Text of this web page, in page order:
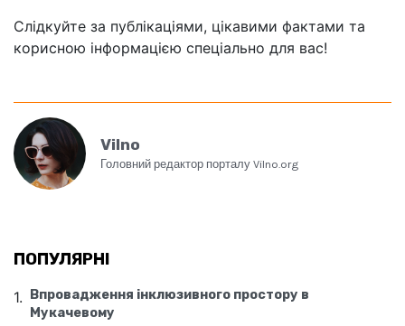
Слідкуйте за публікаціями, цікавими фактами та
корисною інформацією спеціально для вас!
Vilno
Головний редактор порталу Vilno.org
ПОПУЛЯРНІ
Впровадження інклюзивного простору в
Мукачевому